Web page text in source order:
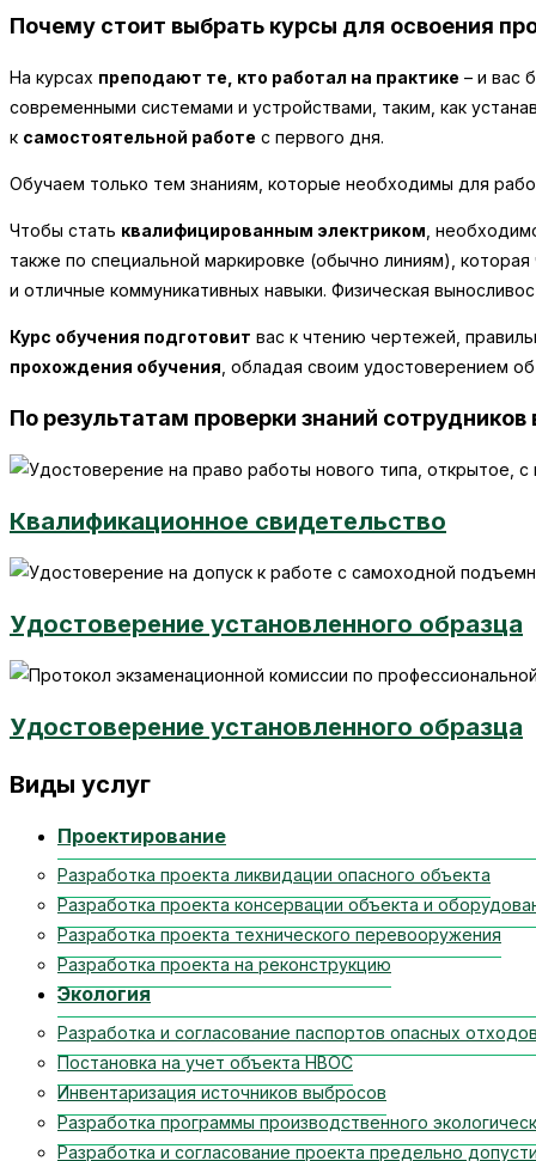
Почему стоит выбрать курсы для освоения
На курсах преподают те, кто работал на практике – и вас
современными системами и устройствами, таким, как
к самостоятельной работе с первого дня.
Обучаем только тем знаниям, которые необходимы для
Чтобы стать квалифицированным электриком ,
также по специальной маркировке (обычно линиям),
и отличные коммуникативных навыки. Физическая
Курс обучения подготовит вас к чтению чертежей,
прохождения обучения , обладая своим удостоверением
По результатам проверки знаний
Квалификационное свидетельство
Удостоверение установленного образца
Удостоверение установленного образца
Виды услуг
Проектирование
Разработка проекта ликвидации опасного объекта
Разработка проекта консервации объекта и
Разработка проекта технического перевооружения
Разработка проекта на реконструкцию
Экология
Разработка и согласование паспортов опасных
Постановка на учет объекта НВОС
Инвентаризация источников выбросов
Разработка программы производственного
Разработка и согласование проекта предельно